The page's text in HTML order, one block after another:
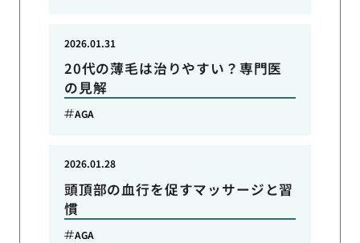
20代の薄毛は治りやすい？専門医
の見解
2026.01.31
AGA
頭頂部の血行を促すマッサージと習
慣
2026.01.28
AGA